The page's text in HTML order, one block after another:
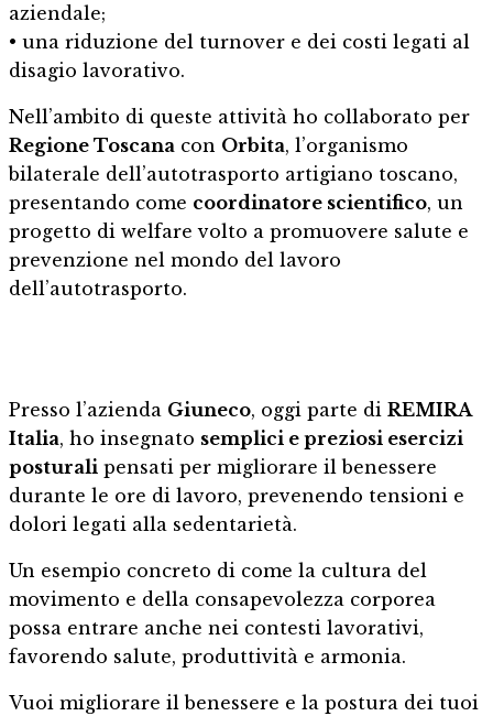
aziendale;
• una riduzione del turnover e dei costi legati al
disagio lavorativo.
Nell’ambito di queste attività ho collaborato per
Regione Toscana con Orbita, l’organismo
bilaterale dell’autotrasporto artigiano toscano,
presentando come coordinatore scientifico, un
progetto di welfare volto a promuovere salute e
prevenzione nel mondo del lavoro
dell’autotrasporto.
Presso l’azienda Giuneco, oggi parte di REMIRA
Italia, ho insegnato semplici e preziosi esercizi
posturali pensati per migliorare il benessere
durante le ore di lavoro, prevenendo tensioni e
dolori legati alla sedentarietà.
Un esempio concreto di come la cultura del
movimento e della consapevolezza corporea
possa entrare anche nei contesti lavorativi,
favorendo salute, produttività e armonia.
Vuoi migliorare il benessere e la postura dei tuoi